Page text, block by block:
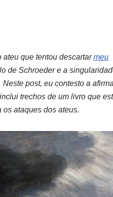
que tentou descartarmeu
de Schroeder e a
post, eu contesto a
trechos de um livro que
os ataques dos ateus.